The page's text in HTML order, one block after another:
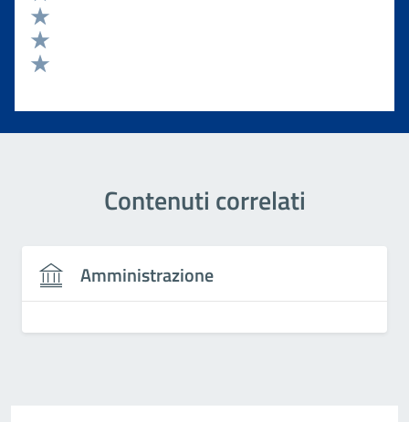
Valuta 4 stelle su 5
Valuta 3 stelle su 5
Valuta 2 stelle su 5
Contenuti correlati
Amministrazione